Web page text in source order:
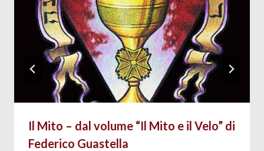
Il Mito – dal volume “Il Mito e il Velo” di
Federico Guastella